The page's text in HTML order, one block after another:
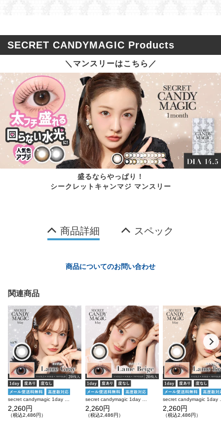
SECRET CANDYMAGIC Products
＼マンスリーはこちら／
盛るならやっぱり！
シークレットキャンマジ マンスリー
商品詳細 スペック
商品についてのお問い合わせ
関連商品
secret candymagic 1day ラメグレー 20枚入り シークレットキャンディーマジック カラコン
2,260円
（税込2,486円）
secret candymagic 1day ラメベージュ 20枚入り シークレットキャンディーマジック カラコン
2,260円
（税込2,486円）
secret
2,260円
（税込2,486円）